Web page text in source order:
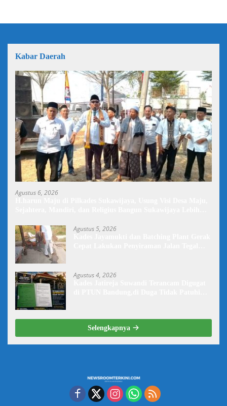
Kabar Daerah
Agustus 6, 2026
Agustus 5, 2026
Agustus 4, 2026
Selengkapnya